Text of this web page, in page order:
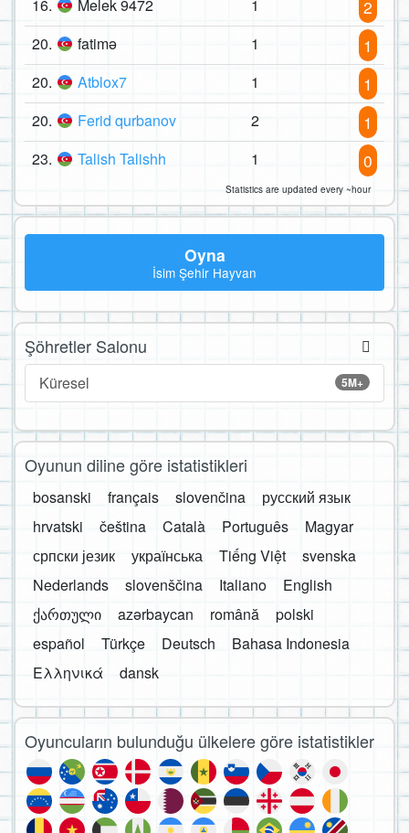
16. Melek 9472 1 2
20. fatimə 1 1
20. Atblox7 1 1
20. Ferid qurbanov 2 1
23. Talish Talishh 1 0
Statistics are updated every ~hour
Oyna
İsim Şehir Hayvan
Şöhretler Salonu
5M+
Küresel
Oyunun diline göre istatistikleri
bosanski français slovenčina
русский язык
hrvatski
čeština Català Português
Magyar
српски језик
українська Tiếng Việt
svenska
Nederlands
slovenščina Italiano
English
ქართული
azərbaycan română
polski
español
Türkçe Deutsch
Bahasa Indonesia
Ελληνικά
dansk
Oyuncuların bulunduğu ülkelere göre istatistikler